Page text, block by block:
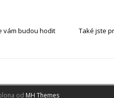
vám budou hodit
Také jste
od MH Themes